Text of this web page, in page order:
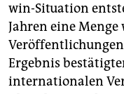
win-Situation
Jahren eine
Ergebnis
internationalen